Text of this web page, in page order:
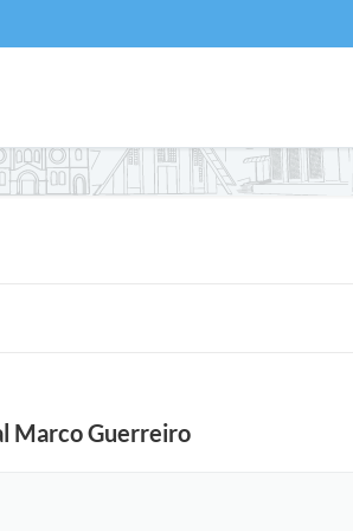
Marco Guerreiro